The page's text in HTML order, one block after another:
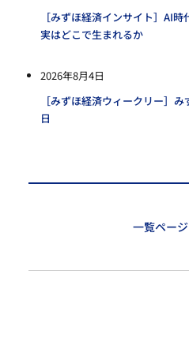
［みずほ経済インサイト］AI
実はどこで生まれるか
2026年8月4日
［みずほ経済ウィークリー］
日
一覧ペー